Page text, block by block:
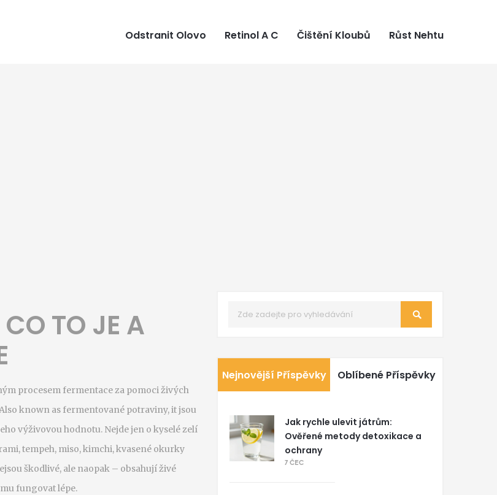
Odstranit Olovo Retinol A C Čištění Kloubů Růst Nehtu
TO JE A
procesem fermentace za pomoci živých
known as fermentované potraviny, itjsou
výživovou hodnotu. Nejde jen o kyselé zelí
tempeh, miso, kimchi, kvasené okurky
škodlivé, ale naopak – obsahují živé
fungovat lépe.
Nejnovější Příspěvky Oblíbené Příspěvky
Jak rychle ulevit játrům:
Ověřené metody detoxikace a
ochrany
7 ČEC